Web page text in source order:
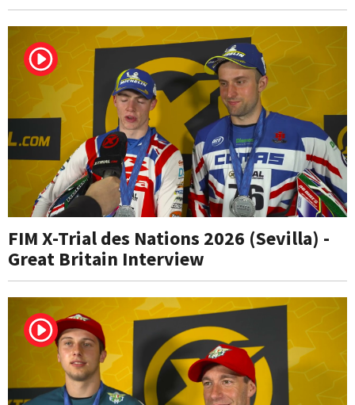
FIM X-Trial des Nations 2026 (Sevilla) -
Great Britain Interview